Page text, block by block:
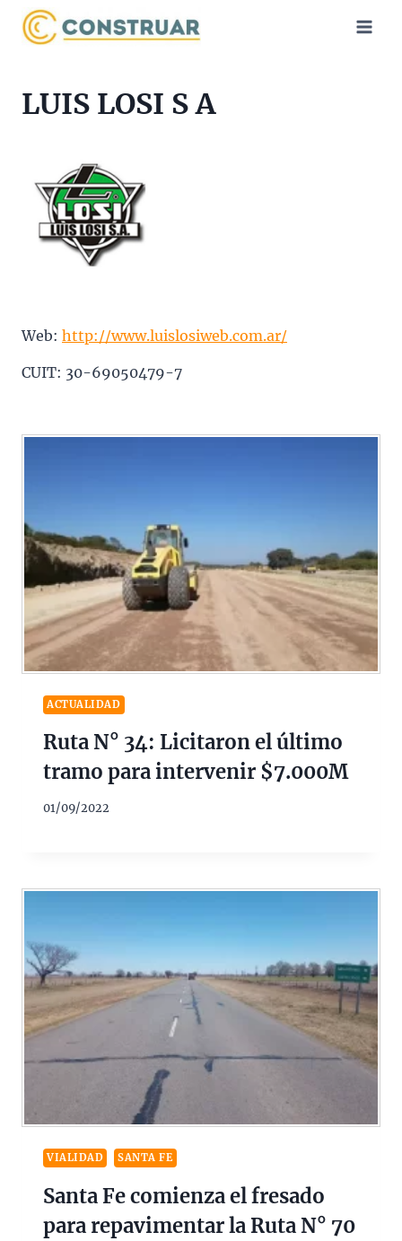
Saltar
LUIS LOSI S A
Web: http://www.luislosiweb.com.ar/
CUIT: 30-69050479-7
ACTUALIDAD
Ruta N° 34: Licitaron el último
tramo para intervenir $7.000M
01/09/2022
VIALIDAD SANTA FE
Santa Fe comienza el fresado
para repavimentar la Ruta N° 70